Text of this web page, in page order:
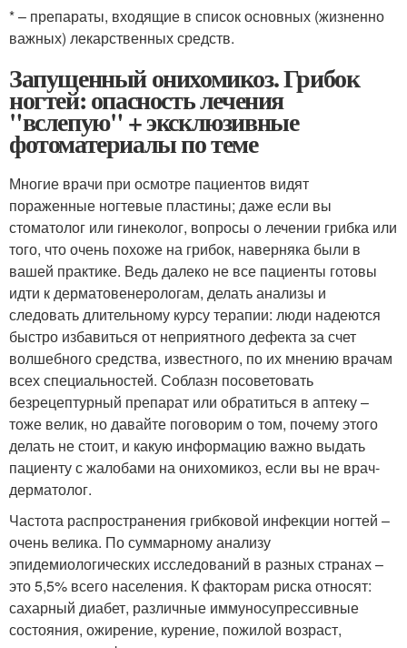
* – препараты, входящие в список основных (жизненно
важных) лекарственных средств.
Запущенный онихомикоз. Грибок
ногтей: опасность лечения
"вслепую" + эксклюзивные
фотоматериалы по теме
Многие врачи при осмотре пациентов видят
пораженные ногтевые пластины; даже если вы
стоматолог или гинеколог, вопросы о лечении грибка или
того, что очень похоже на грибок, наверняка были в
вашей практике. Ведь далеко не все пациенты готовы
идти к дерматовенерологам, делать анализы и
следовать длительному курсу терапии: люди надеются
быстро избавиться от неприятного дефекта за счет
волшебного средства, известного, по их мнению врачам
всех специальностей. Соблазн посоветовать
безрецептурный препарат или обратиться в аптеку –
тоже велик, но давайте поговорим о том, почему этого
делать не стоит, и какую информацию важно выдать
пациенту с жалобами на онихомикоз, если вы не врач-
дерматолог.
Частота распространения грибковой инфекции ногтей –
очень велика. По суммарному анализу
эпидемиологических исследований в разных странах –
это 5,5% всего населения. К факторам риска относят:
сахарный диабет, различные иммуносупрессивные
состояния, ожирение, курение, пожилой возраст,